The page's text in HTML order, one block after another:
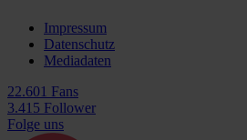
Impressum
Datenschutz
Mediadaten
22.601 Fans
3.415 Follower
Folge uns